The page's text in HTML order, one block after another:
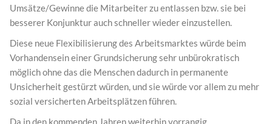
Umsätze/Gewinne die Mitarbeiter zu entlassen bzw. sie bei
besserer Konjunktur auch schneller wieder einzustellen.
Diese neue Flexibilisierung des Arbeitsmarktes würde beim
Vorhandensein einer Grundsicherung sehr unbürokratisch
möglich ohne das die Menschen dadurch in permanente
Unsicherheit gestürzt würden, und sie würde vor allem zu mehr
sozial versicherten Arbeitsplätzen führen.
Da in den kommenden Jahren weiterhin vorrangig